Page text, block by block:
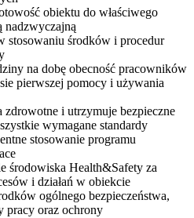
obiektu do właściwego
nadzwyczajną
stosowaniu środków i procedur
na dobę obecność pracowników
pierwszej pomocy i używania
zdrowotne i utrzymuje bezpieczne
wymagane standardy
stosowanie programu
środowiska Health&Safety za
i działań w obiekcie
ogólnego bezpieczeństwa,
pracy oraz ochrony